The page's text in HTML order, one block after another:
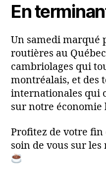
En
Un samedi marqué
routières au
cambriolages qui
montréalais, et des
internationales qui
sur notre économie
Profitez de votre fin
soin de vous sur